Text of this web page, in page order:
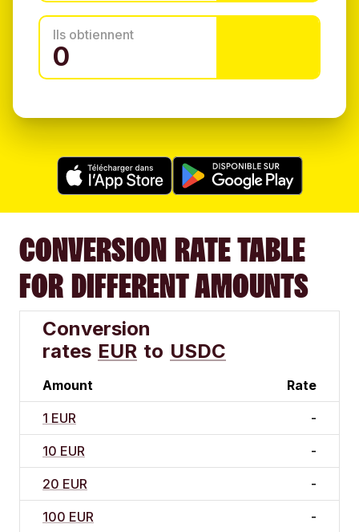
Ils obtiennent
CONVERSION RATE TABLE
FOR DIFFERENT AMOUNTS
Conversion
rates EUR to USDC
Amount Rate
1 EUR -
10 EUR -
20 EUR -
100 EUR -